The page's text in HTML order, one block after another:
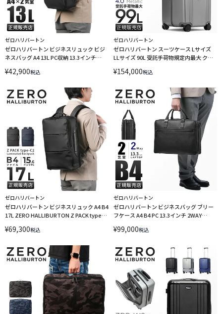
ゼロハリバートン
ゼロハリバートン ビジネスリュック ビジ
ネスバッグ A4 13L PC収納 13.3インチ
¥42,900税込
ゼロハリバートン
ゼロハリバートン スーツケース Lサイズ
LLサイズ 90L 受託手荷物規定内最大 クラ
ZERO HALLIBURTON 81377 キャリーケ
¥154,000税込
ゼロハリバートン
ゼロハリバートン ビジネスリュック A4 B4
17L ZERO HALLIBURTON Z PACK type-
¥69,300税込
ゼロハリバートン
ゼロハリバートン ビジネスバッグ ブリー
フケース A4 B4 PC 13.3インチ 2WAY
81442
¥99,000税込